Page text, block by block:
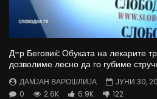
Д-р Беговиќ: Обуката на лекарите
дозволиме лесно да го губиме
ДАМЈАН ВАРОШЛИЈА
ЈУНИ 30,
0
2.6K 6.9K 122